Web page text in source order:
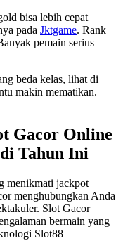
bisa lebih cepat
pada Jktgame. Rank
pemain serius
beda kelas, lihat di
makin mematikan.
Gacor Online
Tahun Ini
menikmati jackpot
menghubungkan Anda
Slot Gacor
bermain yang
Slot88